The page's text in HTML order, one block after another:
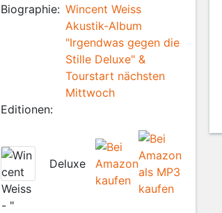
Biographie: Wincent Weiss
Akustik-Album
"Irgendwas gegen die
Stille Deluxe" &
Tourstart nächsten
Mittwoch
Editionen:
Deluxe